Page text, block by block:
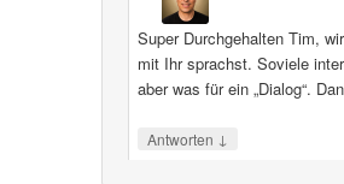
Super Durchgehalten Tim,
mit Ihr sprachst. Soviele
aber was für ein „Dialog“.
Antworten ↓